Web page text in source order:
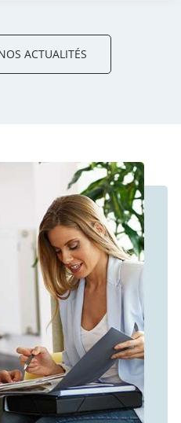
ACTUALITÉS